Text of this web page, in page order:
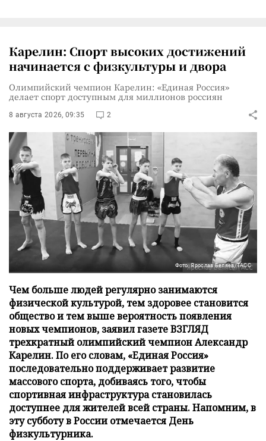
Карелин: Спорт высоких достижений
начинается с физкультуры и двора
Олимпийский чемпион Карелин: «Единая Россия»
делает спорт доступным для миллионов россиян
8 августа 2026, 09:35 2
Фото: Ярослав Беляев/ТАСС
Чем больше людей регулярно занимаются
физической культурой, тем здоровее становится
общество и тем выше вероятность появления
новых чемпионов, заявил газете ВЗГЛЯД
трехкратный олимпийский чемпион Александр
Карелин. По его словам, «Единая Россия»
последовательно поддерживает развитие
массового спорта, добиваясь того, чтобы
спортивная инфраструктура становилась
доступнее для жителей всей страны. Напомним, в
эту субботу в России отмечается День
физкультурника.